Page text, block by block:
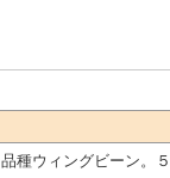
品種ウィングビーン。